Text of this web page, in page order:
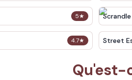
5★ Scrandle
4.7★ Street
Qu'est-